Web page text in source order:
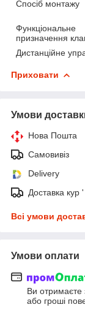
Спосіб монтажу
Функціональне
призначення
Дистанційне
Приховати
Умови
Нова Пошта
Самовивіз
Delivery
Доставка кур
Всі умови
Умови оплати
Ви отримаєте
або гроші